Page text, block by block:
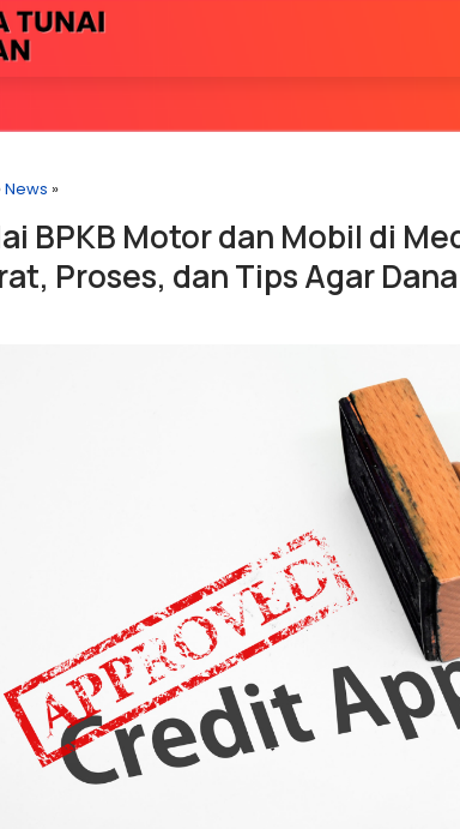
News »
BPKB Motor dan Mobil di
Proses, dan Tips Agar